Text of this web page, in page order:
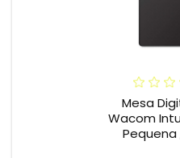
Mesa
Wacom
Pequena